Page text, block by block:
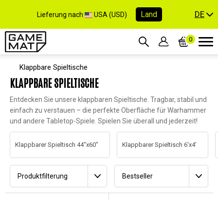
Lieferung nach USA (USD) Land DE
0
Klappbare Spieltische
KLAPPBARE SPIELTISCHE
Entdecken Sie unsere klappbaren Spieltische. Tragbar, stabil und
einfach zu verstauen – die perfekte Oberfläche für Warhammer
und andere Tabletop-Spiele. Spielen Sie überall und jederzeit!
Klappbarer Spieltisch 44"x60" Klappbarer Spieltisch 6'x4'
Produktfilterung Bestseller